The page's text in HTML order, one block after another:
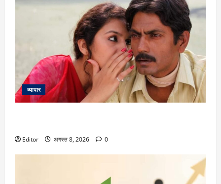
व्यापार
Editor अगस्त 8, 2026 0